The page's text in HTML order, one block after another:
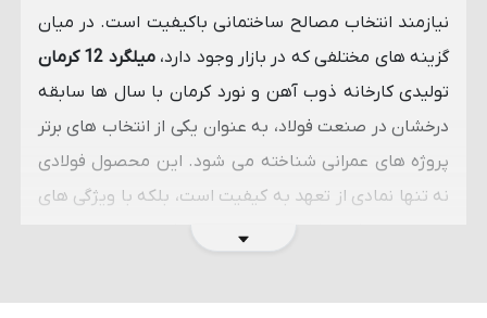
نیازمند انتخاب مصالح ساختمانی باکیفیت است. در میان
گزینه ‌های مختلفی که در بازار وجود دارد،میلگرد 12 کرمان
تولیدی کارخانه ذوب آهن و نورد کرمان با سال‌ ها سابقه
درخشان در صنعت فولاد، به عنوان یکی از انتخاب ‌های برتر
پروژه ‌های عمرانی شناخته می‌ شود. این محصول فولادی
نه تنها نمادی از تعهد به کیفیت است، بلکه با ویژگی ‌های
منحصر به فردی که دارد، به ستون فقراتی مطمئن برای
رود یکی از برترین تامین کنندگان میلگرد آجدار 12 نورد